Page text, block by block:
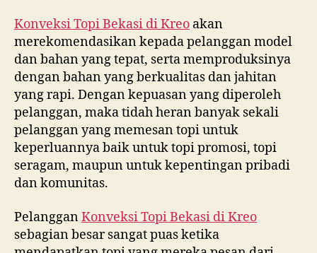
Konveksi Topi Bekasi diKreo akan
merekomendasikan kepada pelanggan model
dan bahan yang tepat, serta memproduksinya
dengan bahan yang berkualitas dan jahitan
yang rapi. Dengan kepuasan yang diperoleh
pelanggan, maka tidah heran banyak sekali
pelanggan yang memesan topi untuk
keperluannya baik untuk topi promosi, topi
seragam, maupun untuk kepentingan pribadi
dan komunitas.
PelangganKonveksi Topi Bekasi diKreo
sebagian besar sangat puas ketika